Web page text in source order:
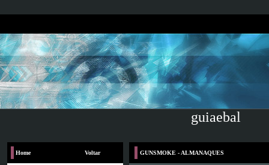
guiaebal
Home Voltar GUNSMOKE - ALMANAQUES